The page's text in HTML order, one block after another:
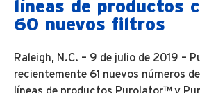
líneas de productos
60 nuevos filtros
Raleigh, N.C. – 9 de julio de 2019 –
recientemente 61 nuevos números